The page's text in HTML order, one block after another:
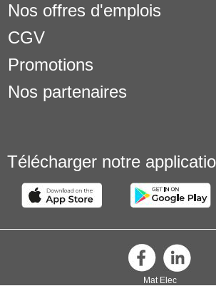
Nos offres d'emplois
CGV
Promotions
Nos partenaires
Télécharger notre
Mat Elec